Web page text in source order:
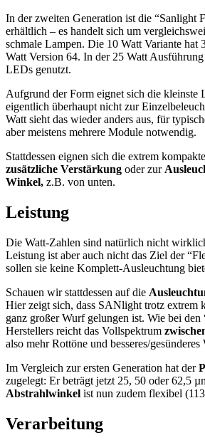
In der zweiten Generation ist die “Sanlight
erhältlich – es handelt sich um
schmale Lampen. Die 10 Watt Variante hat
Watt Version 64. In der 25 Watt
LEDs genutzt.
Aufgrund der Form eignet sich die kleinste
eigentlich überhaupt nicht zur
Watt sieht das wieder anders aus, für
aber meistens mehrere Module notwendig.
Stattdessen eignen sich die extrem
zusätzliche Verstärkung oder zur
Winkel, z.B. von unten.
Leistung
Die Watt-Zahlen sind natürlich nicht
Leistung ist aber auch nicht das Ziel der
sollen sie keine Komplett-Ausleuchtung
Schauen wir stattdessen auf die
Hier zeigt sich, dass SANlight trotz extrem
ganz großer Wurf gelungen ist. Wie bei den
Herstellers reicht das Vollspektrum
also mehr Rottöne und besseres/gesünderes
Im Vergleich zur ersten Generation hat der
zugelegt: Er beträgt jetzt 25, 50 oder 62,5
Abstrahlwinkel ist nun zudem flexibel
Verarbeitung